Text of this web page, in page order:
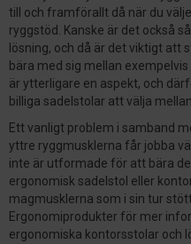
till och framförallt då när du
ryggstöd. Kanske är det också
lösning, och då är det viktigt att
bära med sig mellan
är ytterligare en aspekt, och
billiga sadelstolar att välja mellan.
Ett vanligt problem i samband
yttre ryggmusklerna får jobba
inte är utformade för att bära
ergonomisk sadelstol eller
magmusklerna som i sin tur
Ergonomiprodukter för mer
ergonomiska kontorsstolar och